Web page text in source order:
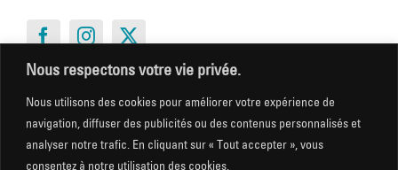
Nous respectons votre vie privée.
Nous utilisons des cookies pour améliorer votre expérience de
navigation, diffuser des publicités ou des contenus personnalisés et
analyser notre trafic. En cliquant sur « Tout accepter », vous
consentez à notre utilisation des cookies.
Suivez-nous !